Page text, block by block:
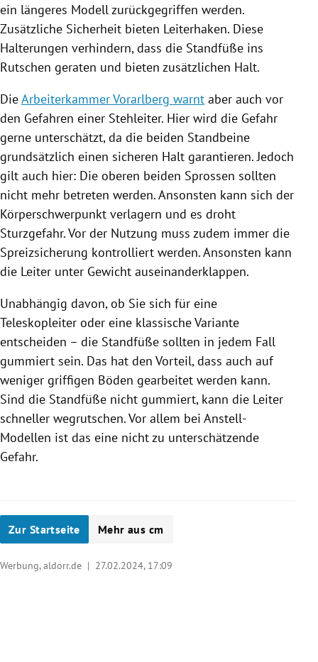
ein längeres Modell zurückgegriffen werden.
Zusätzliche Sicherheit bieten Leiterhaken. Diese
Halterungen verhindern, dass die Standfüße ins
Rutschen geraten und bieten zusätzlichen Halt.
DieArbeiterkammer Vorarlberg warnt aber auch vor
den Gefahren einer Stehleiter. Hier wird die Gefahr
gerne unterschätzt, da die beiden Standbeine
grundsätzlich einen sicheren Halt garantieren. Jedoch
gilt auch hier: Die oberen beiden Sprossen sollten
nicht mehr betreten werden. Ansonsten kann sich der
Körperschwerpunkt verlagern und es droht
Sturzgefahr. Vor der Nutzung muss zudem immer die
Spreizsicherung kontrolliert werden. Ansonsten kann
die Leiter unter Gewicht auseinanderklappen.
Unabhängig davon, ob Sie sich für eine
Teleskopleiter oder eine klassische Variante
entscheiden – die Standfüße sollten in jedem Fall
gummiert sein. Das hat den Vorteil, dass auch auf
weniger griffigen Böden gearbeitet werden kann.
Sind die Standfüße nicht gummiert, kann die Leiter
schneller wegrutschen. Vor allem bei Anstell-
Modellen ist das eine nicht zu unterschätzende
Gefahr.
Zur Startseite Mehr aus cm
Werbung, aldorr.de | 27.02.2024, 17:09